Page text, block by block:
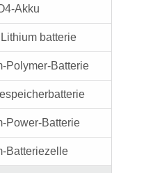
Akku
batterie
Polymer-Batterie
Power-Batterie
Batteriezelle